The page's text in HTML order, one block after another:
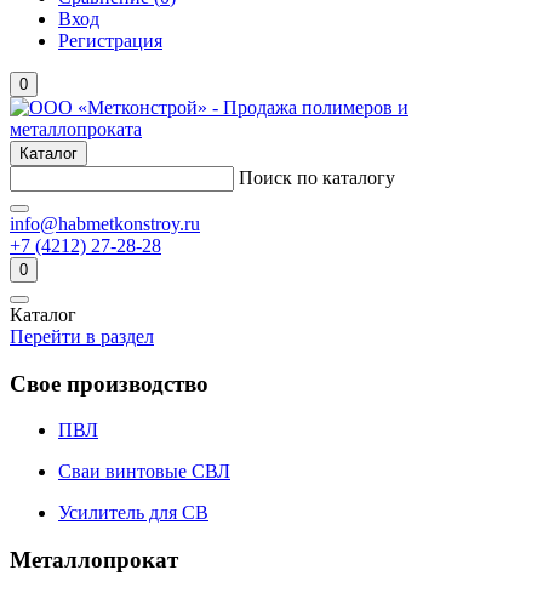
Вход
Регистрация
0
Каталог
Поиск по каталогу
info@habmetkonstroy.ru
+7 (4212) 27-28-28
0
Каталог
Перейти в раздел
Свое производство
ПВЛ
Сваи винтовые СВЛ
Усилитель для СВ
Металлопрокат